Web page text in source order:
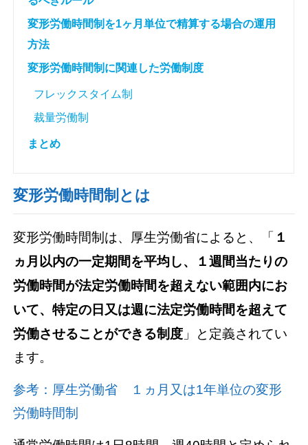
変形労働時間制を1ヶ月単位で精算する場合の運用
方法
変形労働時間制に関連した労働制度
フレックスタイム制
裁量労働制
まとめ
変形労働時間制とは
変形労働時間制は、厚生労働省によると、「 １
ヵ月以内の一定期間を平均し、１週間当たりの
労働時間が法定労働時間を超えない範囲内にお
いて、特定の日又は週に法定労働時間を超えて
労働させることができる制度 」と定義されてい
ます。
参考：厚生労働省 １ヵ月又は1年単位の変形
労働時間制